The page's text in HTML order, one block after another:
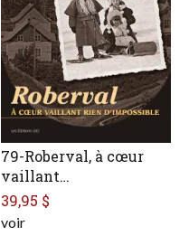
79-Roberval, à cœur
vaillant…
39,95 $
voir